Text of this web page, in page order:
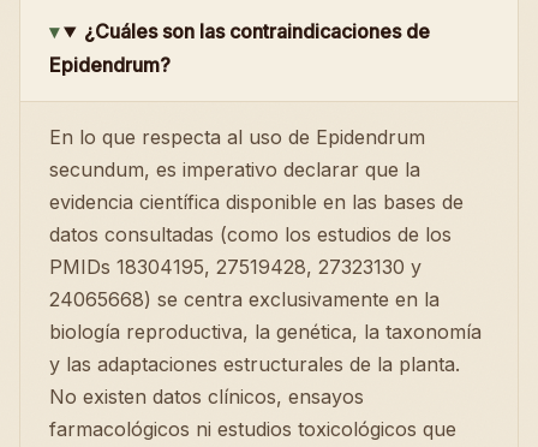
¿Cuáles son las contraindicaciones de
Epidendrum?
En lo que respecta al uso de Epidendrum
secundum, es imperativo declarar que la
evidencia científica disponible en las bases de
datos consultadas (como los estudios de los
PMIDs 18304195, 27519428, 27323130 y
24065668) se centra exclusivamente en la
biología reproductiva, la genética, la taxonomía
y las adaptaciones estructurales de la planta.
No existen datos clínicos, ensayos
farmacológicos ni estudios toxicológicos que